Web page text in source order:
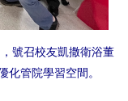
號召校友凱撒衛浴董
化管院學習空間。